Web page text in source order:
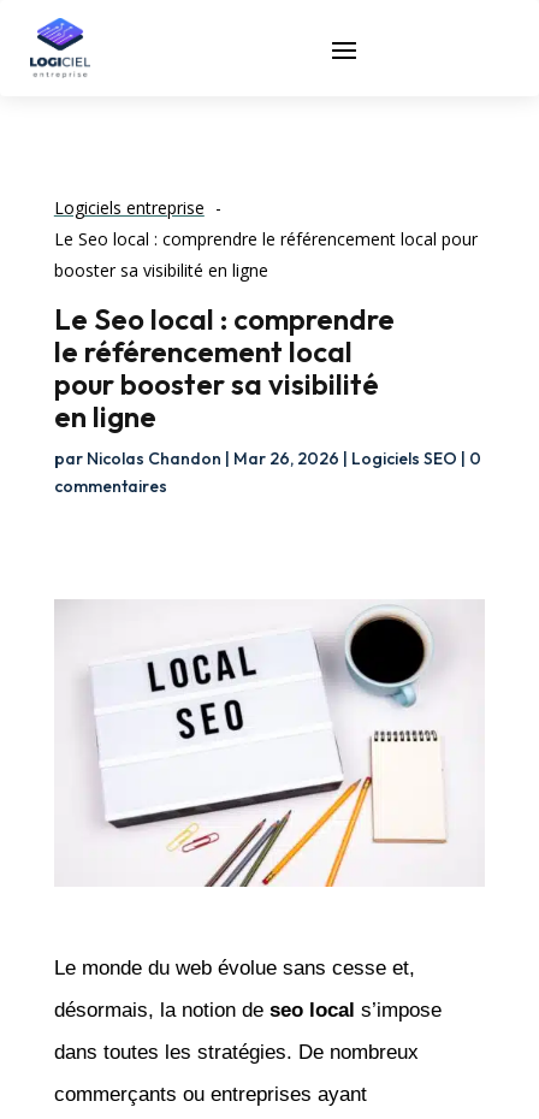
Logiciels entreprise
Le Seo local : comprendre le référencement local pour
booster sa visibilité en ligne
Le Seo local : comprendre
le référencement local
pour booster sa visibilité
en ligne
par Nicolas Chandon | Mar 26, 2026 | Logiciels SEO | 0
commentaires
Le monde du web évolue sans cesse et,
désormais, la notion de seo local s’impose
dans toutes les stratégies. De nombreux
commerçants ou entreprises ayant